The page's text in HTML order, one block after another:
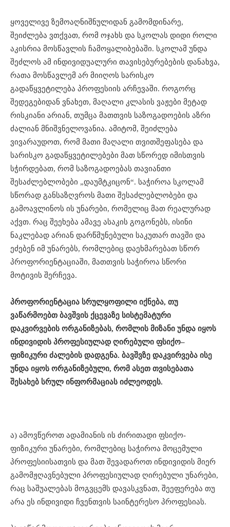
ყოველივე ზემოაღნიშნულიდან გამომდინარე,
შეიძლება ვთქვათ, რომ ოჯახს და სკოლას დიდი როლი
აკისრია მოსწავლის ჩამოყალიბებაში. სკოლამ უნდა
შეძლოს ამ ინდივიდუალური თავისებურებების დანახვა,
რათა მოსწავლემ არ მიიღოს სარისკო
გადაწყვეტილება პროფესიის არჩევაში. როგორც
შედეგებიდან ვნახეთ, მაღალი კლასის ვაჟები მეტად
რისკიანი არიან, თუმცა მათთვის საზოგადოების აზრი
ძალიან მნიშვნელოვანია. ამიტომ, შეიძლება
ვივარაუდოთ, რომ მათი მაღალი თვითშეფასება და
სარისკო გადაწყვეტილებები მათ სწორედ იმისთვის
სჭირდებათ, რომ საზოგადოებას თავიანთი
შესაძლებლობები „დაუმტკიცონ“. საჭიროა სკოლამ
სწორად განსაზღვროს მათი შესაძლებლობები და
გამოავლინოს ის უნარები, რომელიც მათ რეალურად
აქვთ. რაც შეეხება ამავე ასაკის გოგონებს, ისინი
ნაკლებად არიან დარწმუნებული საკუთარ თავში და
ეძებენ იმ უნარებს, რომლებიც დაეხმარებათ სწორ
პროფორიენტაციაში, მათთვის საჭიროა სწორი
მოტივის შერჩევა.
პროფორიენტაცია სრულყოფილი იქნება, თუ
ვაწარმოებთ ბავშვის ქცევაზე სისტემატური
დაკვირვების ორგანიზებას, რომლის მიზანი უნდა იყოს
ინდივიდის პროფესიულად ღირებული ფსიქო–
ფიზიკური ძალების დადგენა. ბავშვზე დაკვირვება ისე
უნდა იყოს ორგანიზებული, რომ ასეთ თვისებათა
შესახებ სრულ ინფორმაციას იძლეოდეს.
ა) ამოვწეროთ ადამიანის ის ძირითადი ფსიქო-
ფიზიკური უნარები, რომლებიც საჭიროა მოცემული
პროფესიისათვის და მათ შევადაროთ ინდივიდის მიერ
გამომჟღავნებული პროფესიულად ღირებული უნარები,
რაც საშუალებას მოგვცემს დავასკვნათ, შეეფერება თუ
არა ეს ინდივიდი ჩვენთვის საინტერესო პროფესიას.